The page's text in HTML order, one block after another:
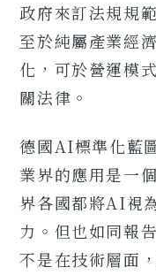
政府來訂法規規
至於純屬產業經
化，可於營運模
關法律。
德國AI標準化藍
業界的應用是一
界各國都將AI視
力。但也如同報
不是在技術層面